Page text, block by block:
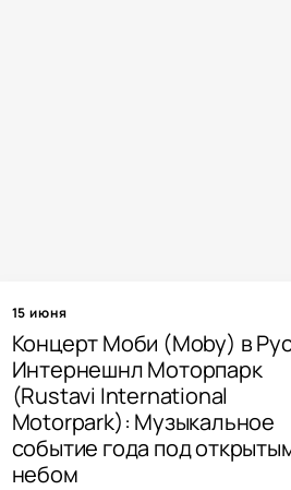
в разных
формате.
15 июня
Концерт Моби (Moby) в
Интернешнл Моторпарк
(Rustavi International
Motorpark): Музыкальное
событие года под
небом